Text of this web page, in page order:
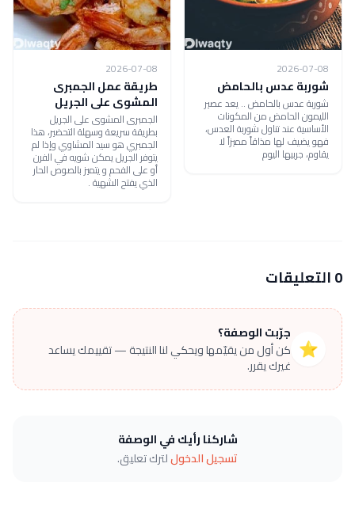
2026-07-08
شوربة عدس بالحامض
شوربة عدس بالحامض .. يعد عصير
الليمون الحامض من المكونات
الأساسية عند تناول شوربة العدس،
فهو يضيف لها مذاقاً مميزاً لا
يقاوم، جربيها اليوم
2026-07-08
طريقة عمل الجمبرى
المشوى على الجريل
الجمبرى المشوى على الجريل
بطريقة سريعة وسهلة التحضير، هذا
الجمبري هو سيد المشاوي وإذا لم
يتوفر الجريل يمكن شويه في الفرن
أو على الفحم و يتميز بالصوص الحار
الذي يفتح الشهية .
0 التعليقات
⭐
جرّبت الوصفة؟
كن أول من يقيّمها ويحكي لنا النتيجة — تقييمك يساعد
غيرك يقرر.
شاركنا رأيك في الوصفة
تسجيل الدخوللترك تعليق.